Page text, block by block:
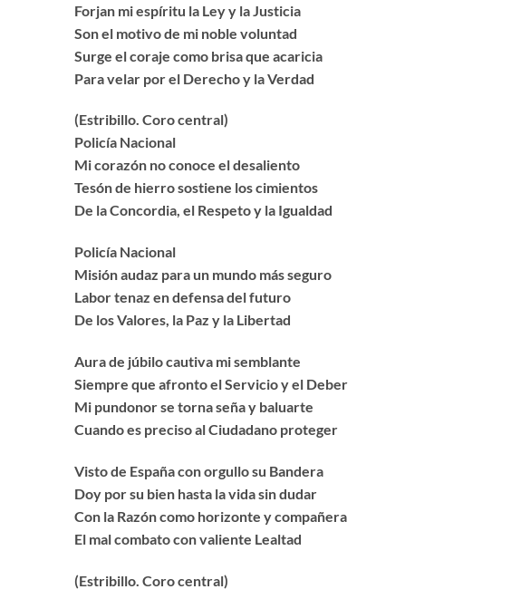
Forjan mi espíritu la Ley y la Justicia
Son el motivo de mi noble voluntad
Surge el coraje como brisa que acaricia
Para velar por el Derecho y la Verdad
(Estribillo. Coro central)
Policía Nacional
Mi corazón no conoce el desaliento
Tesón de hierro sostiene los cimientos
De la Concordia, el Respeto y la Igualdad
Policía Nacional
Misión audaz para un mundo más seguro
Labor tenaz en defensa del futuro
De los Valores, la Paz y la Libertad
Aura de júbilo cautiva mi semblante
Siempre que afronto el Servicio y el Deber
Mi pundonor se torna seña y baluarte
Cuando es preciso al Ciudadano proteger
Visto de España con orgullo su Bandera
Doy por su bien hasta la vida sin dudar
Con la Razón como horizonte y compañera
El mal combato con valiente Lealtad
(Estribillo. Coro central)